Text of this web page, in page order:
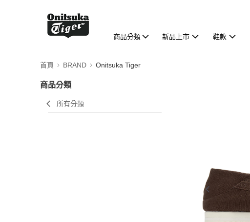
商品分類 新品上市 鞋款
首頁 BRAND Onitsuka Tiger
商品分類
所有分類